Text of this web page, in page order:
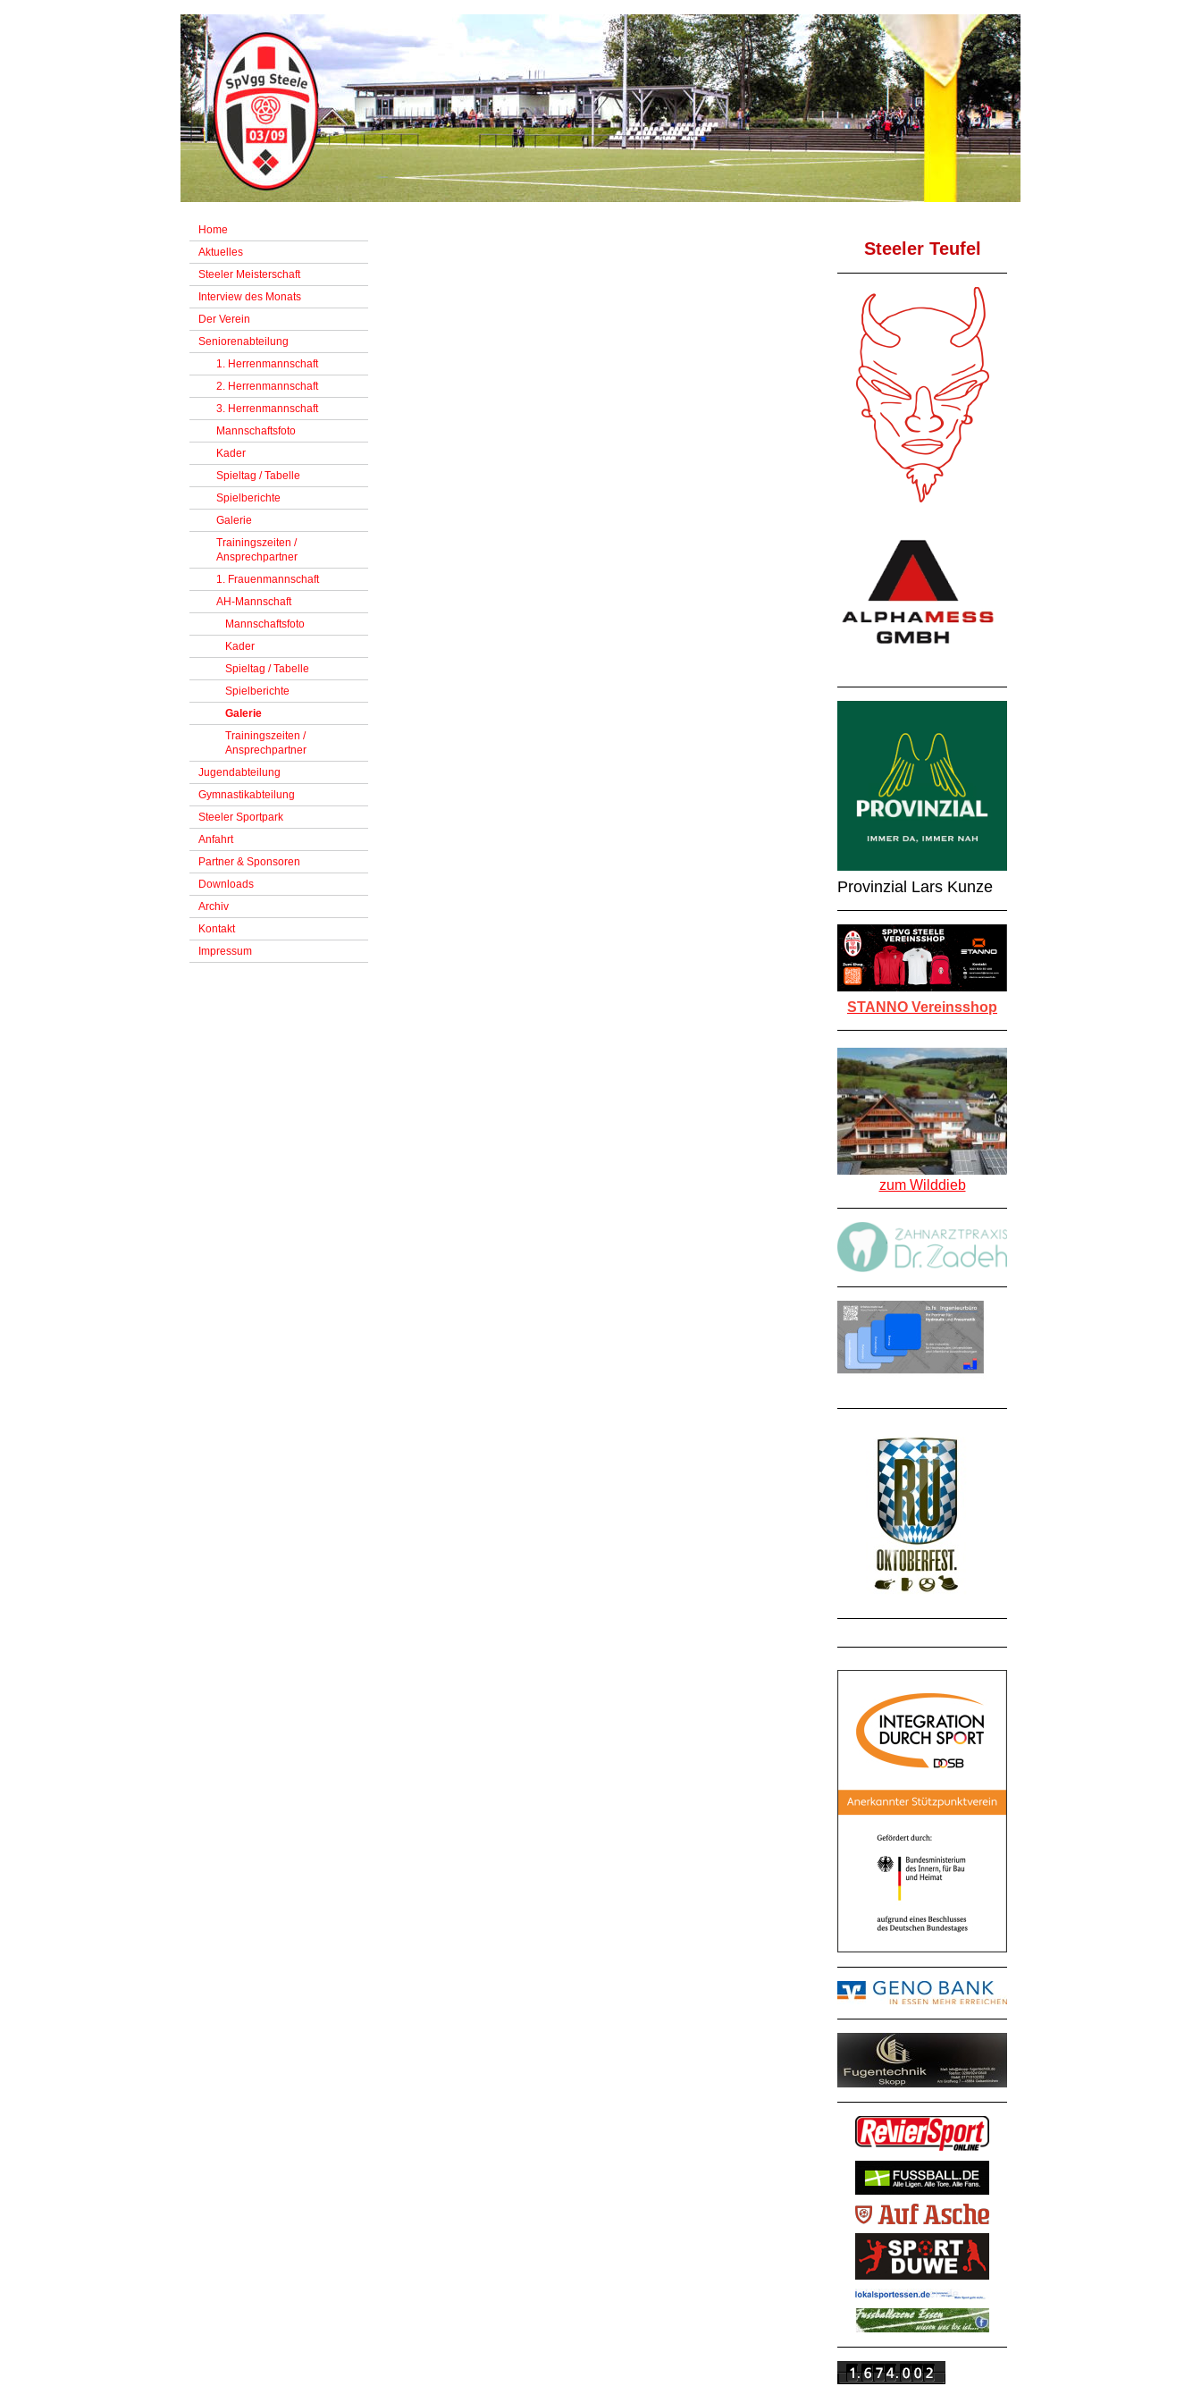
Home
Aktuelles
Steeler Meisterschaft
Interview des Monats
Der Verein
Seniorenabteilung
1. Herrenmannschaft
2. Herrenmannschaft
3. Herrenmannschaft
Mannschaftsfoto
Kader
Spieltag / Tabelle
Spielberichte
Galerie
Trainingszeiten /
Ansprechpartner
1. Frauenmannschaft
AH-Mannschaft
Mannschaftsfoto
Kader
Spieltag / Tabelle
Spielberichte
Galerie
Trainingszeiten /
Ansprechpartner
Jugendabteilung
Gymnastikabteilung
Steeler Sportpark
Anfahrt
Partner & Sponsoren
Downloads
Archiv
Kontakt
Impressum
Steeler Teufel
Provinzial Lars Kunze
STANNO Vereinsshop
zum Wilddieb